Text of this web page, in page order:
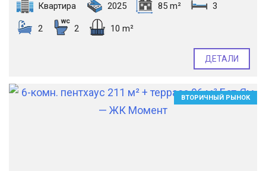
Квартира 2025 85 m² 3
2 2 10 m²
ДЕТАЛИ
ВТОРИЧНЫЙ РЫНОК